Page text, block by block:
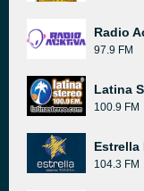
Radio
97.9 FM
Latina
100.9 FM
Estrella
104.3 FM